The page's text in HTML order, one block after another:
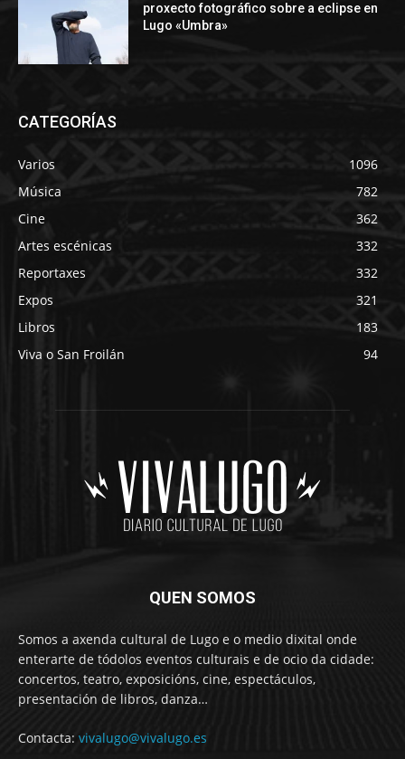
proxecto fotográfico sobre a eclipse en
Lugo «Umbra»
CATEGORÍAS
Varios
1096
Música
782
Cine
362
Artes escénicas
332
Reportaxes
332
Expos
321
Libros
183
Viva o San Froilán
94
QUEN SOMOS
Somos a axenda cultural de Lugo e o medio dixital onde
enterarte de tódolos eventos culturais e de ocio da cidade:
concertos, teatro, exposicións, cine, espectáculos,
presentación de libros, danza…
Contacta: vivalugo@vivalugo.es